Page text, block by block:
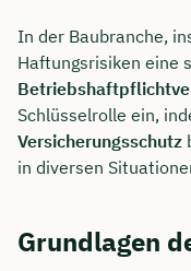
In der Baubranche,
Haftungsrisiken eine
Schlüsselrolle ein,
Versicherungsschutz
in diversen
Grundlagen